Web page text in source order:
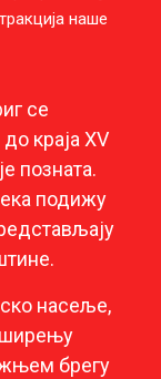
наше
се
краја XV
позната.
подижу
насеље,
брегу